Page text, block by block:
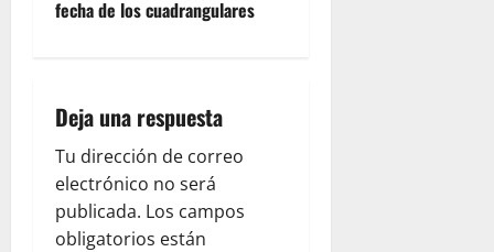
fecha de los cuadrangulares
Deja una respuesta
Tu dirección de correo
electrónico no será
publicada. Los campos
obligatorios están